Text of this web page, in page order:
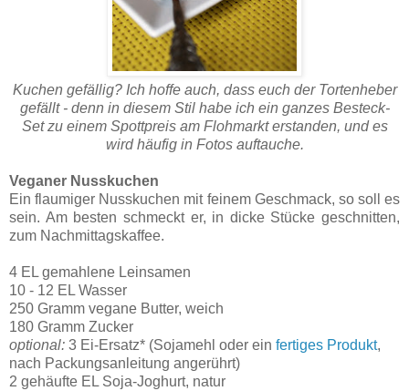
Kuchen gefällig? Ich hoffe auch, dass euch der Tortenheber
gefällt - denn in diesem Stil habe ich ein ganzes Besteck-
Set zu einem Spottpreis am Flohmarkt erstanden, und es
wird häufig in Fotos auftauche.
Veganer Nusskuchen
Ein flaumiger Nusskuchen mit feinem Geschmack, so soll es
sein. Am besten schmeckt er, in dicke Stücke geschnitten,
zum Nachmittagskaffee.
4 EL gemahlene Leinsamen
10 - 12 EL Wasser
250 Gramm vegane Butter, weich
180 Gramm Zucker
optional: 3 Ei-Ersatz* (Sojamehl oder ein fertiges Produkt,
nach Packungsanleitung angerührt)
2 gehäufte EL Soja-Joghurt, natur